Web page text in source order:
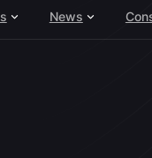
News